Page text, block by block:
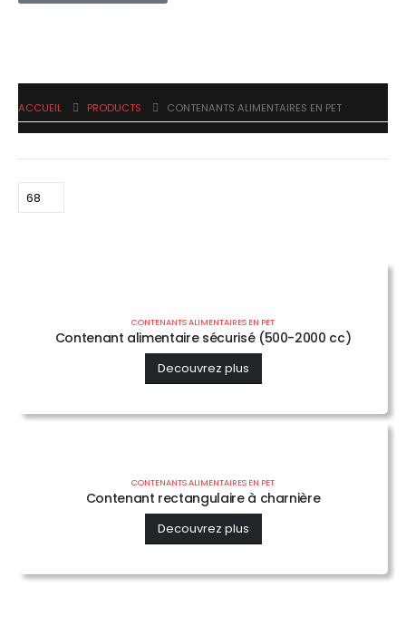
ACCUEIL PRODUCTS CONTENANTS ALIMENTAIRES EN PET
CONTENANTS ALIMENTAIRES EN PET
Contenant alimentaire sécurisé (500-2000 cc)
Decouvrez plus
CONTENANTS ALIMENTAIRES EN PET
Contenant rectangulaire à charnière
Decouvrez plus